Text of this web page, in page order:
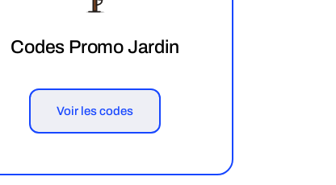
Codes Promo Jardin
Voir les codes